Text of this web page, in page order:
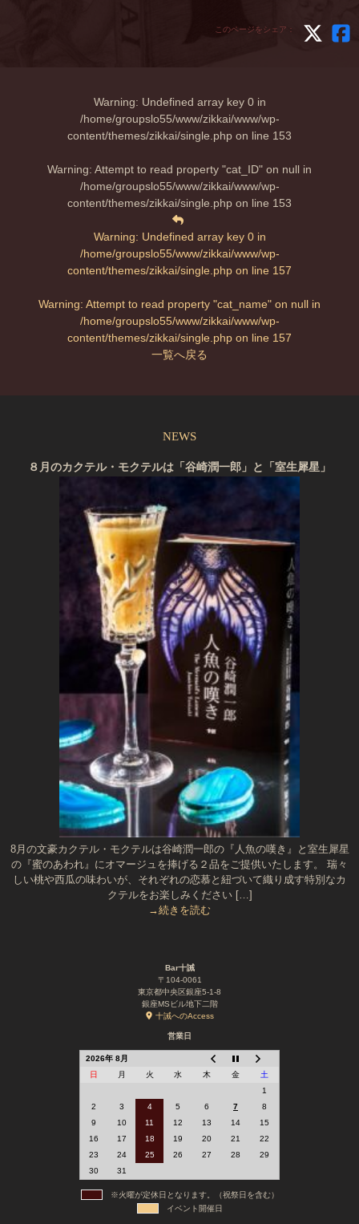
このページをシェア：
Warning: Undefined array key 0 in
/home/groupslo55/www/zikkai/www/wp-
content/themes/zikkai/single.php on line 153
Warning: Attempt to read property "cat_ID" on null in
/home/groupslo55/www/zikkai/www/wp-
content/themes/zikkai/single.php on line 153
Warning: Undefined array key 0 in
/home/groupslo55/www/zikkai/www/wp-
content/themes/zikkai/single.php on line 157
Warning: Attempt to read property "cat_name" on null in
/home/groupslo55/www/zikkai/www/wp-
content/themes/zikkai/single.php on line 157
一覧へ戻る
NEWS
８月のカクテル・モクテルは「谷崎潤一郎」と「室生犀星」
8月の文豪カクテル・モクテルは谷崎潤一郎の『人魚の嘆き』と室生犀星
の『蜜のあわれ』にオマージュを捧げる２品をご提供いたします。 瑞々
しい桃や西瓜の味わいが、それぞれの恋慕と紐づいて織り成す特別なカ
クテルをお楽しみください […]
→続きを読む
Bar十誡
〒104-0061
東京都中央区銀座5-1-8
銀座MSビル地下二階
十誡へのAccess
営業日
2026年 8月
日
月 火 水 木 金
土
1
2
3 4 5 6 7
8
9
10 11 12 13 14
15
16
17 18 19 20 21
22
23
24 25 26 27 28
29
30
31
※火曜が定休日となります。（祝祭日を含む）
イベント開催日